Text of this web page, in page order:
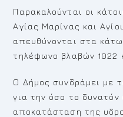
Παρακαλούνται οι
Αγίας Μαρίνας και
απευθύνονται στα
τηλέφωνο βλαβών 1022
Ο Δήμος συνδράμει με
για την όσο το δυνατόν
αποκατάσταση της